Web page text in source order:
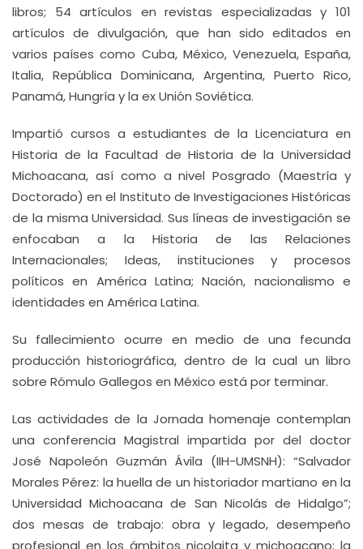
libros; 54 artículos en revistas especializadas y 101
artículos de divulgación, que han sido editados en
varios países como Cuba, México, Venezuela, España,
Italia, República Dominicana, Argentina, Puerto Rico,
Panamá, Hungría y la ex Unión Soviética.
Impartió cursos a estudiantes de la Licenciatura en
Historia de la Facultad de Historia de la Universidad
Michoacana, así como a nivel Posgrado (Maestría y
Doctorado) en el Instituto de Investigaciones Históricas
de la misma Universidad. Sus líneas de investigación se
enfocaban a la Historia de las Relaciones
Internacionales; Ideas, instituciones y procesos
políticos en América Latina; Nación, nacionalismo e
identidades en América Latina.
Su fallecimiento ocurre en medio de una fecunda
producción historiográfica, dentro de la cual un libro
sobre Rómulo Gallegos en México está por terminar.
Las actividades de la Jornada homenaje contemplan
una conferencia Magistral impartida por del doctor
José Napoleón Guzmán Ávila (IIH-UMSNH): “Salvador
Morales Pérez: la huella de un historiador martiano en la
Universidad Michoacana de San Nicolás de Hidalgo”;
dos mesas de trabajo: obra y legado, desempeño
profesional en los ámbitos nicolaita y michoacano; la